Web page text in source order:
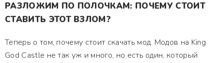
РАЗЛОЖИМ ПО ПОЛОЧКАМ: ПОЧЕМУ СТОИТ
СТАВИТЬ ЭТОТ ВЗЛОМ?
Теперь о том, почему стоит скачать мод. Модов на King
God Castle не так уж и много, но есть один, который